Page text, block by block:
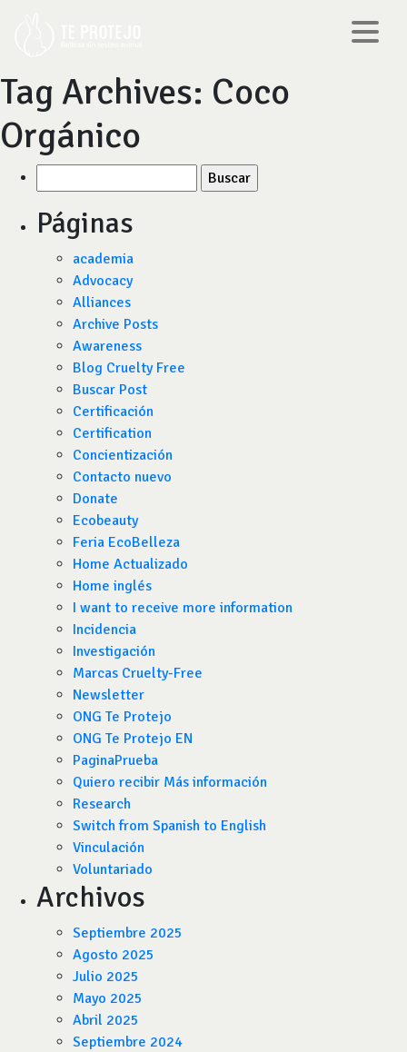
Tag Archives: Coco
Orgánico
por:
Páginas
academia
Advocacy
Alliances
Archive Posts
Awareness
Blog Cruelty Free
Buscar Post
Certificación
Certification
Concientización
Contacto nuevo
Donate
Ecobeauty
Feria EcoBelleza
Home Actualizado
Home inglés
I want to receive more information
Incidencia
Investigación
Marcas Cruelty-Free
Newsletter
ONG Te Protejo
ONG Te Protejo EN
PaginaPrueba
Quiero recibir Más información
Research
Switch from Spanish to English
Vinculación
Voluntariado
Archivos
Septiembre 2025
Agosto 2025
Julio 2025
Mayo 2025
Abril 2025
Septiembre 2024